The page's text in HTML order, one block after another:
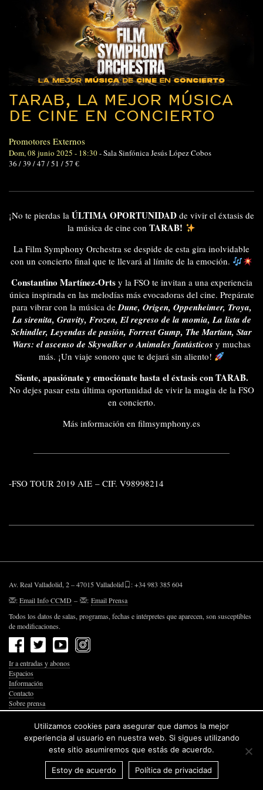
TARAB, LA MEJOR MÚSICA
DE CINE EN CONCIERTO
Promotores Externos
Dom, 08 junio 2025 - 18:30-Sala Sinfónica Jesús López Cobos
36 / 39 / 47 / 51 / 57 €
¡No te pierdas la ÚLTIMA OPORTUNIDAD de vivir el éxtasis de
la música de cine conTARAB!
La Film Symphony Orchestra se despide de esta gira inolvidable
con un concierto final que te llevará al límite de la emoción.
Constantino Martínez-Ortsy la FSO te invitan a una experiencia
única inspirada en las melodías más evocadoras del cine. Prepárate
para vibrar con la música deDune, Origen, Oppenheimer, Troya,
La sirenita, Gravity, Frozen, El regreso de la momia, La lista de
Schindler, Leyendas de pasión, Forrest Gump, The Martian, Star
Wars: el ascenso de Skywalker o Animales fantásticos y muchas
más. ¡Un viaje sonoro que te dejará sin aliento!
Siente, apasiónate y emociónate hasta el éxtasis con TARAB.
No dejes pasar esta última oportunidad de vivir la magia de la FSO
en concierto.
Más información en filmsymphony.es
-FSO TOUR 2019 AIE – CIF. V98998214
Av. Real Valladolid, 2 – 47015 Valladolid
: +34 983 385 604
:Email Info CCMD – : Email Prensa
Todos los datos de salas, programas, fechas e intérpretes que aparecen, son susceptibles
de modificaciones.
Ir a entradas y abonos
Espacios
Información
Contacto
Sobre prensa
Política de Privacidad
Política de Cookies
Accesibilidad Web
© 2026 Junta de Castilla y León
Utilizamos cookies para asegurar que damos la mejor
experiencia al usuario en nuestra web. Si sigues utilizando
este sitio asumiremos que estás de acuerdo.
Estoy de acuerdo Política de privacidad